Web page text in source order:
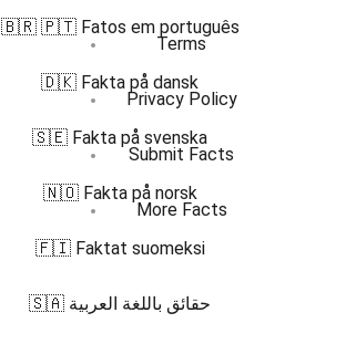
Terms
Privacy Policy
Submit Facts
More Facts
🇧🇷 🇵🇹 Fatos em português
🇩🇰 Fakta på dansk
🇸🇪 Fakta på svenska
🇳🇴 Fakta på norsk
🇫🇮 Faktat suomeksi
🇸🇦 حقائق باللغة العربية